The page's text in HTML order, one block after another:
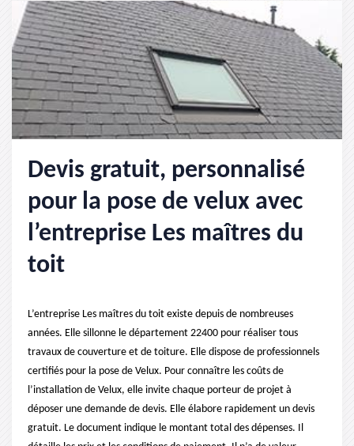
Devis gratuit, personnalisé
pour la pose de velux avec
l’entreprise Les maîtres du
toit
L’entreprise Les maîtres du toit existe depuis de nombreuses
années. Elle sillonne le département 22400 pour réaliser tous
travaux de couverture et de toiture. Elle dispose de professionnels
certifiés pour la pose de Velux. Pour connaître les coûts de
l’installation de Velux, elle invite chaque porteur de projet à
déposer une demande de devis. Elle élabore rapidement un devis
gratuit. Le document indique le montant total des dépenses. Il